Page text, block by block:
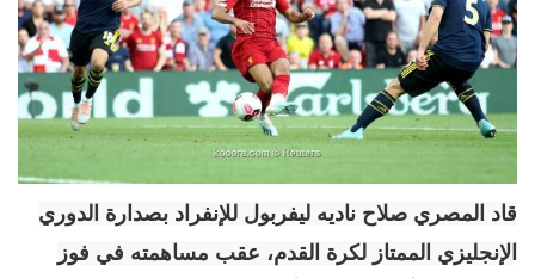
قاد المصري صلاح ناديه ليفربول للإنفراد بصدارة الدوري
الإنجليزي الممتاز لكرة القدم، عقب مساهمته في فوز